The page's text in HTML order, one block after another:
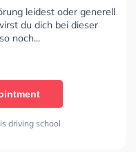
leidest oder generell
du dich bei dieser
noch...
driving school